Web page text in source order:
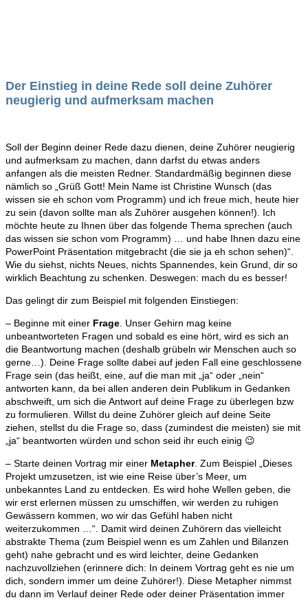
Der Einstieg in deine Rede soll deine Zuhörer
neugierig und aufmerksam machen
Soll der Beginn deiner Rede dazu dienen, deine Zuhörer neugierig
und aufmerksam zu machen, dann darfst du etwas anders
anfangen als die meisten Redner. Standardmäßig beginnen diese
nämlich so „Grüß Gott! Mein Name ist Christine Wunsch (das
wissen sie eh schon vom Programm) und ich freue mich, heute hier
zu sein (davon sollte man als Zuhörer ausgehen können!). Ich
möchte heute zu Ihnen über das folgende Thema sprechen (auch
das wissen sie schon vom Programm) … und habe Ihnen dazu eine
PowerPoint Präsentation mitgebracht (die sie ja eh schon sehen)“.
Wie du siehst, nichts Neues, nichts Spannendes, kein Grund, dir so
wirklich Beachtung zu schenken. Deswegen: mach du es besser!
Das gelingt dir zum Beispiel mit folgenden Einstiegen:
– Beginne mit einer Frage . Unser Gehirn mag keine
unbeantworteten Fragen und sobald es eine hört, wird es sich an
die Beantwortung machen (deshalb grübeln wir Menschen auch so
gerne…). Deine Frage sollte dabei auf jeden Fall eine geschlossene
Frage sein (das heißt, eine, auf die man mit „ja“ oder „nein“
antworten kann, da bei allen anderen dein Publikum in Gedanken
abschweift, um sich die Antwort auf deine Frage zu überlegen bzw
zu formulieren. Willst du deine Zuhörer gleich auf deine Seite
ziehen, stellst du die Frage so, dass (zumindest die meisten) sie mit
„ja“ beantworten würden und schon seid ihr euch einig 😉
– Starte deinen Vortrag mir einer Metapher. Zum Beispiel „Dieses
Projekt umzusetzen, ist wie eine Reise über’s Meer, um
unbekanntes Land zu entdecken. Es wird hohe Wellen geben, die
wir erst erlernen müssen zu umschiffen, wir werden zu ruhigen
Gewässern kommen, wo wir das Gefühl haben nicht
weiterzukommen …“. Damit wird deinen Zuhörern das vielleicht
abstrakte Thema (zum Beispiel wenn es um Zahlen und Bilanzen
geht) nahe gebracht und es wird leichter, deine Gedanken
nachzuvollziehen (erinnere dich: In deinem Vortrag geht es nie um
dich, sondern immer um deine Zuhörer!). Diese Metapher nimmst
du dann im Verlauf deiner Rede oder deiner Präsentation immer